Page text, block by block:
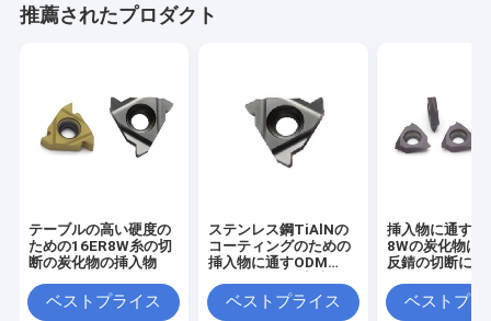
推薦されたプロダクト
テーブルの高い硬度の
ための16ER8W糸の切
断の炭化物の挿入物
ベストプライス
ステンレス鋼TiAlNの
コーティングのための
挿入物に通すODM
炭化物
ベストプライス
挿入物に通す
8Wの炭化物は
反錆の切断に革
ベストプラ